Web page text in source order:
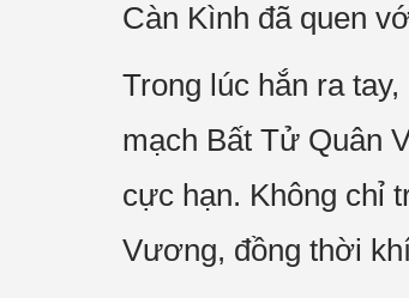
Càn Kình đã quen
Trong lúc hắn ra
mạch Bất Tử Quân
cực hạn. Không chỉ
Vương, đồng thời